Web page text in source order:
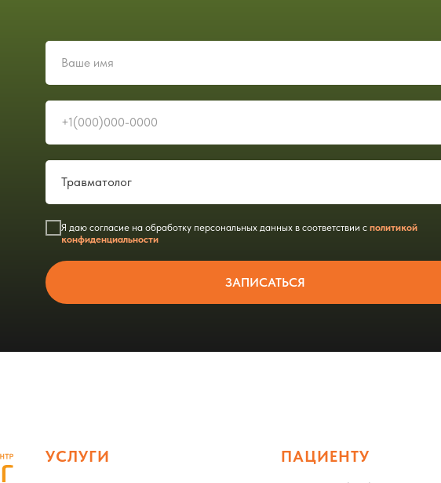
Я даю согласие на обработку персональных данных в соответствии с политикой
конфиденциальности
ЗАПИСАТЬСЯ
УСЛУГИ ПАЦИЕНТУ